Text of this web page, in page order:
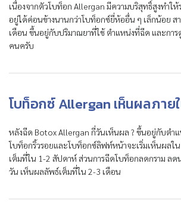
เนื่องจากตัวโบท็อก Allergan มีความบริสุทธิ์สูงทำให้
อยู่ได้ค่อนข้างนานกว่าโบท็อกซ์ยี่ห้ออื่น ๆ เล็กน้อย ส
เดือน ขึ้นอยู่กับปริมาณยาที่ใช้ ตำแหน่งที่ฉีด และกา
คนครับ
โบท็อกซ์ Allergan เห็นผลภาย
หลังฉีด Botox Allergan กี่วันเห็นผล ? ขึ้นอยู่กับตำ
โบท็อกริ้วรอยและโบท็อกซ์ลิฟท์หน้าจะเริ่มเห็นผลใ
เต็มที่ใน 1-2 สัปดาห์ ส่วนการฉีดโบท็อกลดกราม ลด
วัน เห็นผลลัพธ์เต็มที่ใน 2-3 เดือน